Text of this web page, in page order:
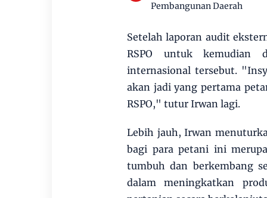
Pembangunan Daerah
Setelah laporan audit
RSPO untuk kemudian
internasional tersebut.
akan jadi yang pertama
RSPO," tutur Irwan lagi.
Lebih jauh, Irwan
bagi para petani ini
tumbuh dan berkembang
dalam meningkatkan